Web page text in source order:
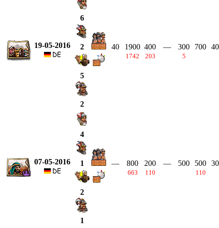
19-05-2016
6
2
5
2
40 1900
1742
400
203
— 300
5
700
07-05-2016
4
1
2
1
— 800
663
200
110
— 500 500
110